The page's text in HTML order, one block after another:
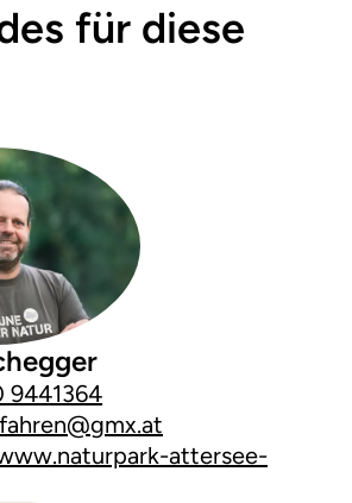
für diese
9441364
attersee-